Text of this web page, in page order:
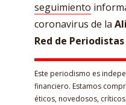
seguimiento
coronavirus de la
Red de Periodistas
Este periodismo es
financiero. Estamos
éticos, novedosos,